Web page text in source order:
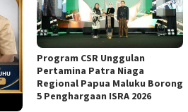
Program CSR Unggulan
Pertamina Patra Niaga
Regional Papua Maluku Borong
5 Penghargaan ISRA 2026